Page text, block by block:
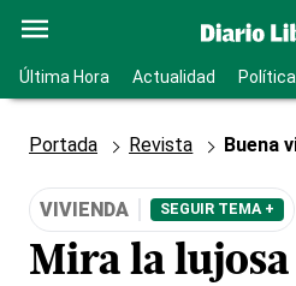
Última Hora Actualidad Política
Portada Revista Buena
VIVIENDA SEGUIR TEMA +
Mira la